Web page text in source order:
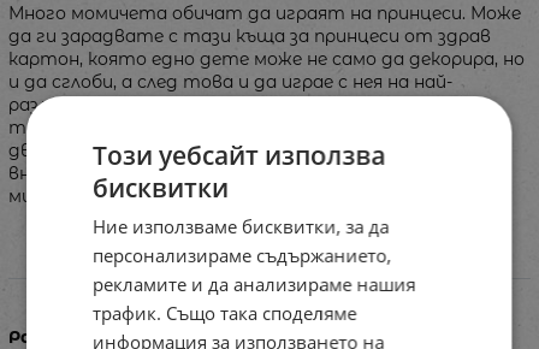
Много момичета обичат да играят на принцеси. Може
да ги зарадвате с тази къща за принцеси от здрав
картон, която едно дете може не само да декорира, но
и да сглоби, а след това и да играе с нея на най-
различни игри. Играчката спомага за развитие на
творческите способности на детето, на фините
двигателни умения, художествения вкус, логиката,
вниманието и способността за нестандартно
мислене.
Характеристики
Размери в см
Този уебсайт използва
бисквитки
Ние използваме бисквитки, за да
персонализираме съдържанието,
рекламите и да анализираме нашия
трафик. Също така споделяме
информация за използването на